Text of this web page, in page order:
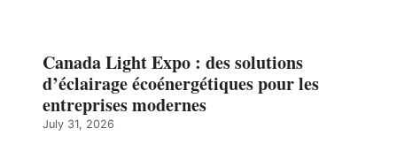
Canada Light Expo : des solutions
d’éclairage écoénergétiques pour les
entreprises modernes
July 31, 2026